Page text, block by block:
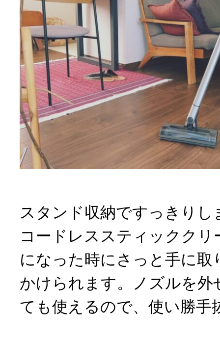
スタンド収納ですっきりし
コードレススティッククリ
になった時にさっと手に取
かけられます。ノズルを
ても使えるので、使い勝手